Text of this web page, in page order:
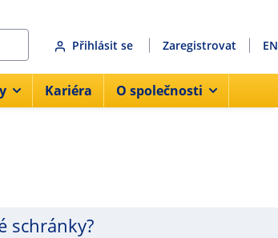
Přihlásit se Zaregistrovat EN
Kariéra O společnosti
schránky?